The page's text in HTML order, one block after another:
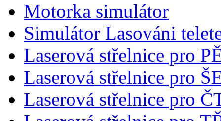
Motorka simulátor
Simulátor Lasováni
Laserová střelnice pro
Laserová střelnice pro
Laserová střelnice pro